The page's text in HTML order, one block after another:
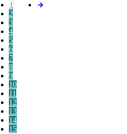
1
2
3
4
5
6
7
8
9
10
11
12
13
14
15